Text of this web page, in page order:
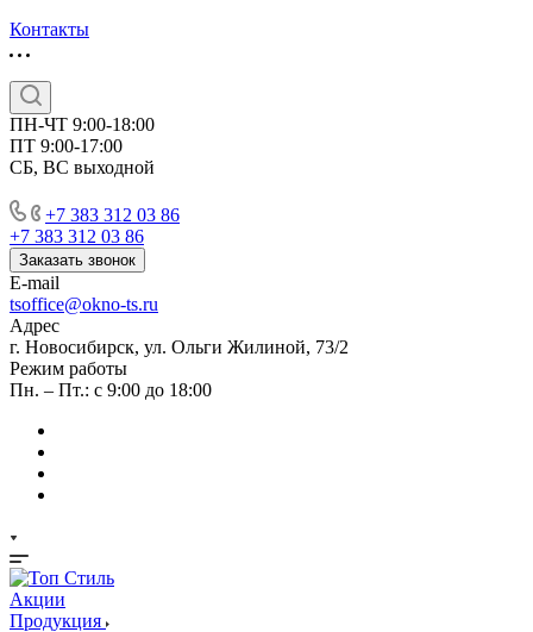
Контакты
ПН-ЧТ 9:00-18:00
ПТ 9:00-17:00
СБ, ВС выходной
+7 383 312 03 86
+7 383 312 03 86
Заказать звонок
E-mail
tsoffice@okno-ts.ru
Адрес
г. Новосибирск, ул. Ольги Жилиной, 73/2
Режим работы
Пн. – Пт.: с 9:00 до 18:00
Акции
Продукция